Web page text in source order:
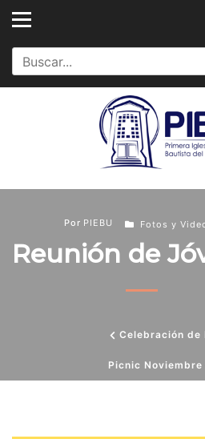
Skip
content
Search
for:
Celebración de
Por PIEBU Fotos y
Reunión de
Picnic Noviembre